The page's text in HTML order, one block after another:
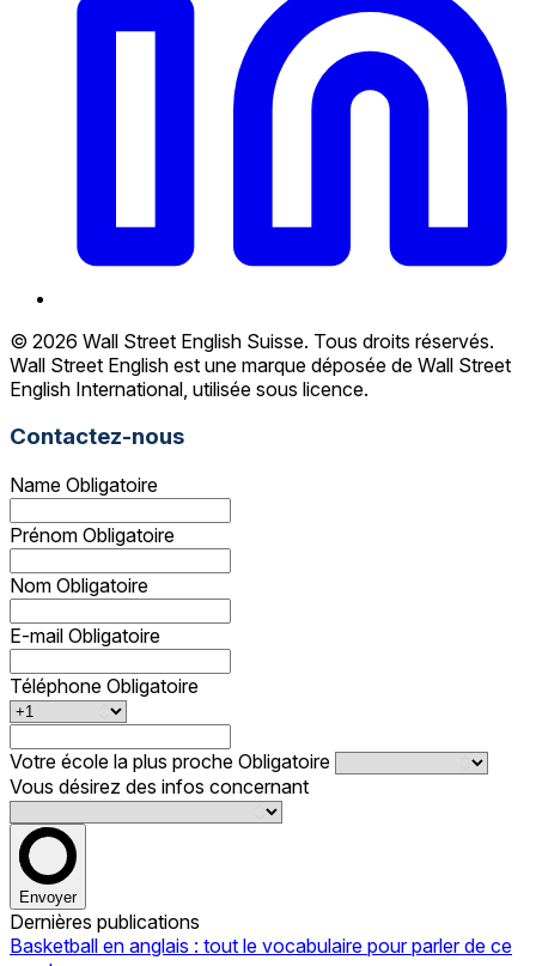
© 2026 Wall Street English Suisse. Tous droits réservés.
Wall Street English est une marque déposée de Wall Street
English International, utilisée sous licence.
Contactez-nous
Name Obligatoire
Prénom Obligatoire
Nom Obligatoire
E-mail Obligatoire
Téléphone Obligatoire
Votre école la plus proche Obligatoire
Vous désirez des infos concernant
Envoyer
Dernières publications
Basketball en anglais : tout le vocabulaire pour parler de ce